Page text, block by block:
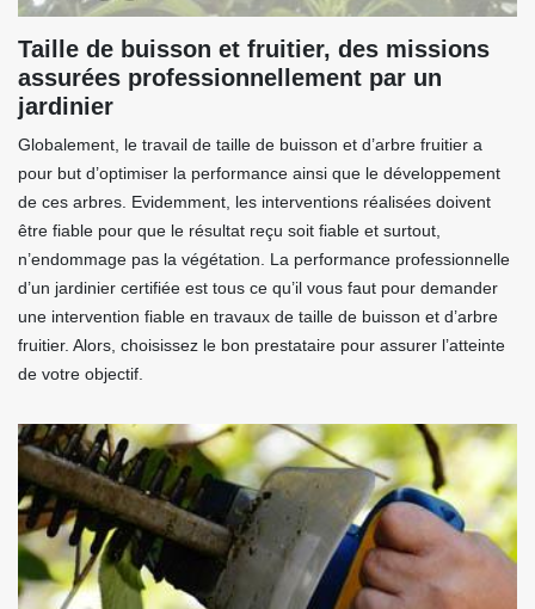
Taille de buisson et fruitier, des missions
assurées professionnellement par un
jardinier
Globalement, le travail de taille de buisson et d’arbre fruitier a
pour but d’optimiser la performance ainsi que le développement
de ces arbres. Evidemment, les interventions réalisées doivent
être fiable pour que le résultat reçu soit fiable et surtout,
n’endommage pas la végétation. La performance professionnelle
d’un jardinier certifiée est tous ce qu’il vous faut pour demander
une intervention fiable en travaux de taille de buisson et d’arbre
fruitier. Alors, choisissez le bon prestataire pour assurer l’atteinte
de votre objectif.